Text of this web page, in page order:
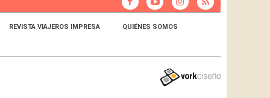
REVISTA VIAJEROS IMPRESA
QUIÉNES SOMOS